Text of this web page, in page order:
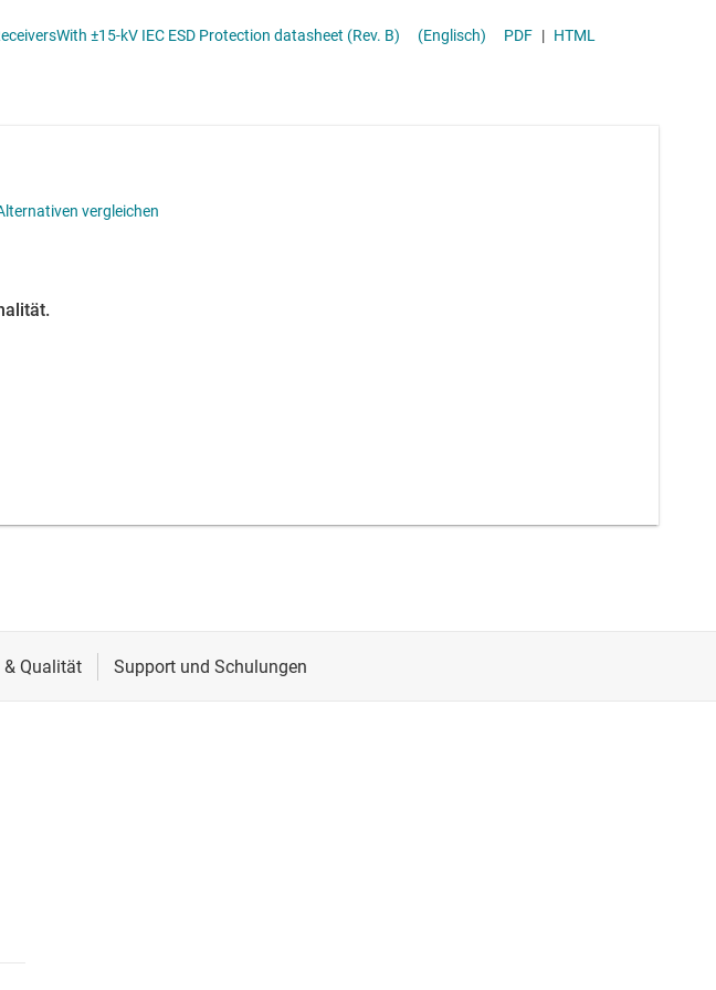
±15-kV IEC ESD Protection datasheet (Rev. B) (Englisch) PDF | HTML
vergleichen